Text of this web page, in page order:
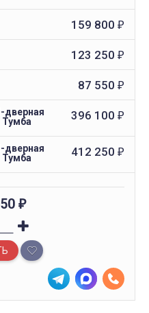
159 800 ₽
123 250 ₽
87 550 ₽
дверная
Тумба
396 100 ₽
дверная
Тумба
412 250 ₽
₽